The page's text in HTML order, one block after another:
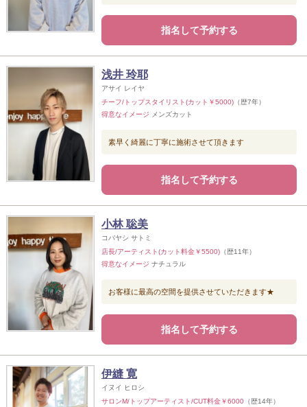
指名して予約する
浅井 玲耶
アサイ レイヤ
チーフ/トップスタイリスト(カット￥5000) （歴7年）
得意なイメージ メンズカット
素早く綺麗に丁寧に施術させて頂きます
指名して予約する
小林 聡美
コバヤシ サトミ
店長/アーティスト(カット料金￥5500) （歴11年）
得意なイメージ ナチュラル
お客様に最高の空間を提供させていただきます★
指名して予約する
伊縫 寛
イヌイ ヒロシ
サロンM/トップアーティスト/CUT料金￥6000 （歴14年）